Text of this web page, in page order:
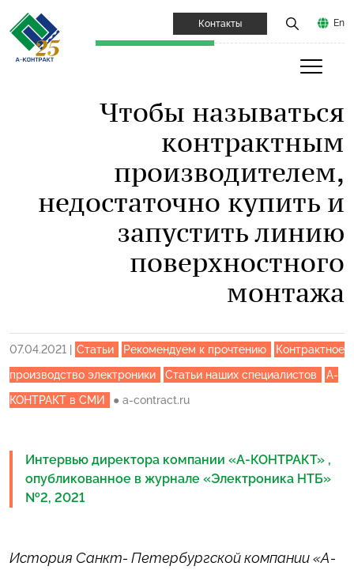
Контакты En
Чтобы называться
контрактным
производителем,
недостаточно купить и
запустить линию
поверхностного
монтажа
07.04.2021 Статьи Рекомендуем к прочтению
Контрактное
производство электроники
Статьи наших специалистов
А-
КОНТРАКТ в СМИ
● a-contract.ru
Интервью директора компании «А-КОНТРАКТ» ,
опубликованное в журнале «Электроника НТБ»
№2, 2021
История Санкт- Петербургской компании «А-